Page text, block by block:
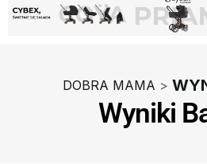
DOBRA MAMA >
Wyniki